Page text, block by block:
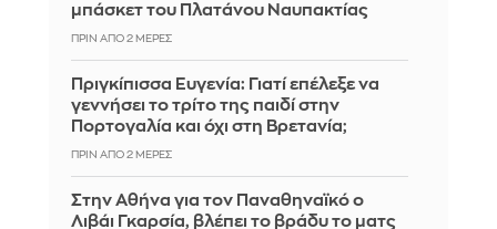
μπάσκετ του Πλατάνου Ναυπακτίας
ΠΡΙΝ ΑΠΌ 2 ΜΈΡΕΣ
Πριγκίπισσα Ευγενία: Γιατί επέλεξε να
γεννήσει το τρίτο της παιδί στην
Πορτογαλία και όχι στη Βρετανία;
ΠΡΙΝ ΑΠΌ 2 ΜΈΡΕΣ
Στην Αθήνα για τον Παναθηναϊκό ο
Λιβάι Γκαρσία, βλέπει το βράδυ το ματς